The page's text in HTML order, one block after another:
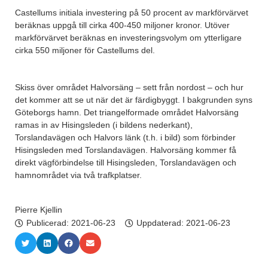
Castellums initiala investering på 50 procent av markförvärvet
beräknas uppgå till cirka 400-450 miljoner kronor. Utöver
markförvärvet beräknas en investeringsvolym om ytterligare
cirka 550 miljoner för Castellums del.
Skiss över området Halvorsäng – sett från nordost – och hur
det kommer att se ut när det är färdigbyggt. I bakgrunden syns
Göteborgs hamn. Det triangelformade området Halvorsäng
ramas in av Hisingsleden (i bildens nederkant),
Torslandavägen och Halvors länk (t.h. i bild) som förbinder
Hisingsleden med Torslandavägen. Halvorsäng kommer få
direkt vägförbindelse till Hisingsleden, Torslandavägen och
hamnområdet via två trafkplatser.
Pierre Kjellin
Publicerad: 2021-06-23 Uppdaterad: 2021-06-23